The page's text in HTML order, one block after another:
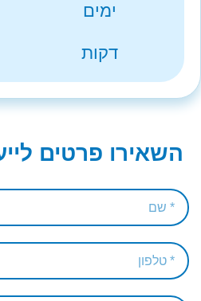
ימים
דקות
השאירו פרטים